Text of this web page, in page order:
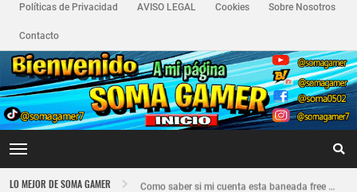
Políticas de Privacidad AVISO LEGAL Cookies Sobre Nosotros
Contacto
LO MEJOR DE SOMA GAMER
Nuevo recuperador de cuentas de Free Fire actualizado 2026